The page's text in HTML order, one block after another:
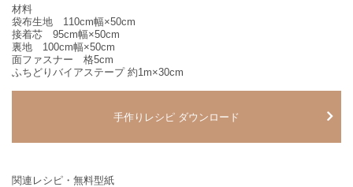
材料
袋布生地 110cm幅×50cm
接着芯 95cm幅×50cm
裏地 100cm幅×50cm
面ファスナー 格5cm
ふちどりバイアステープ 約1m×30cm
手作りレシピ ダウンロード
関連レシピ・無料型紙